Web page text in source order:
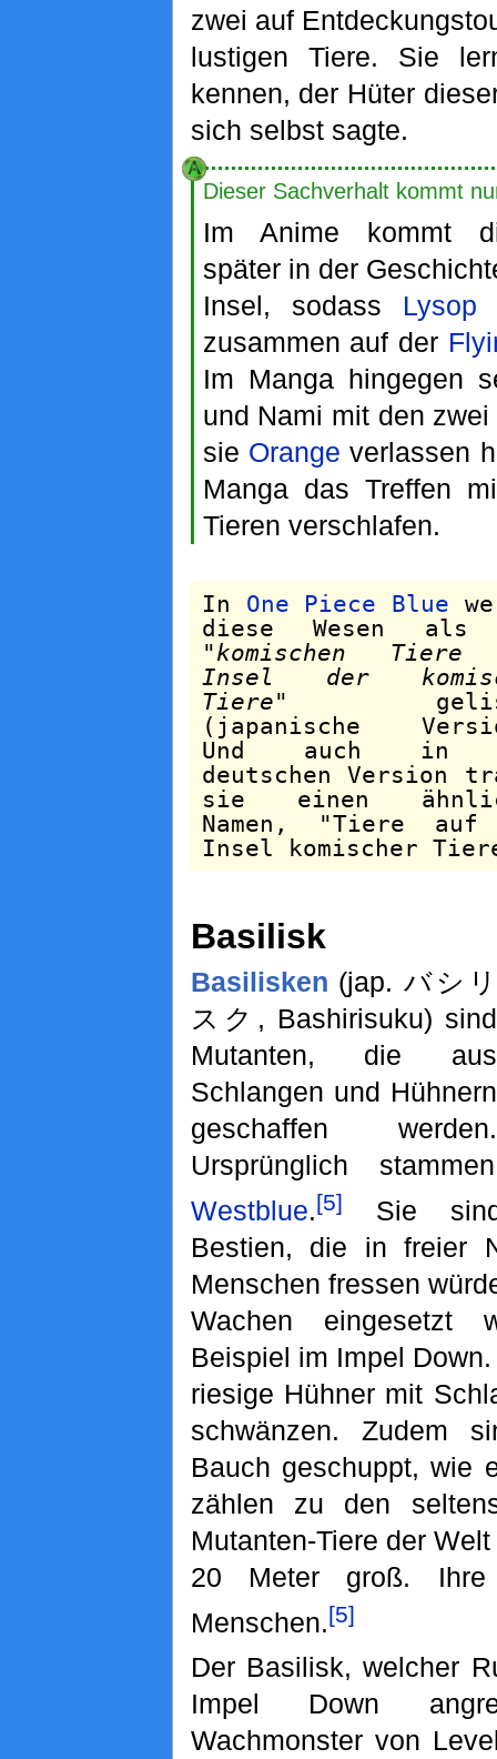
zwei auf
lustigen Tiere. Sie
kennen, der Hüter
sich selbst sagte.
Dieser Sachverhalt kommt
Im Anime kommt
später in der
Insel, sodass Lysop
zusammen auf der
Im Manga hingegen
und Nami mit den
sie Orange verlassen
Manga das Treffen
Tieren verschlafen.
In One Piece Blue
diese Wesen als
"komischen Tiere
Insel der
Tiere"
(japanische
Und auch in
deutschen Version
sie einen
Namen, "Tiere auf
Insel komischer
Basilisk
Basilisken (jap. バシリ
スク, Bashirisuku) sind
Mutanten, die aus
Schlangen und Hühnern
geschaffen werden.
Ursprünglich
Westblue.[5]
Sie
Bestien, die in freier
Menschen fressen
Wachen eingesetzt
Beispiel im Impel
riesige Hühner mit
schwänzen. Zudem
Bauch geschuppt, wie
zählen zu den
Mutanten-Tiere der
20 Meter groß. Ihre
Menschen.[5]
Der Basilisk, welcher
Impel Down
Wachmonster von